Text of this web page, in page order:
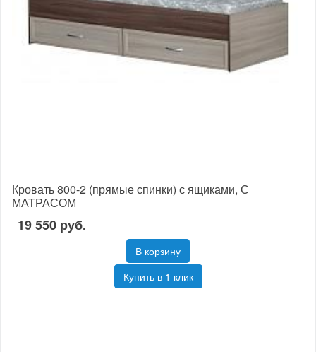
Кровать 800-2 (прямые спинки) с ящиками, С
МАТРАСОМ
19 550 руб.
В корзину
Купить в 1 клик